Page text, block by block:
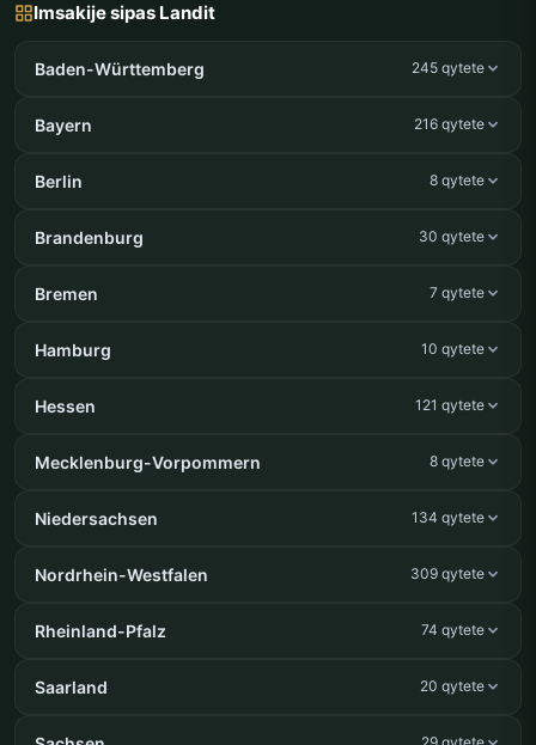
Imsakije sipas Landit
Baden-Württemberg 245 qytete
Bayern 216 qytete
Berlin 8 qytete
Brandenburg 30 qytete
Bremen 7 qytete
Hamburg 10 qytete
Hessen 121 qytete
Mecklenburg-Vorpommern 8 qytete
Niedersachsen 134 qytete
Nordrhein-Westfalen 309 qytete
Rheinland-Pfalz 74 qytete
Saarland 20 qytete